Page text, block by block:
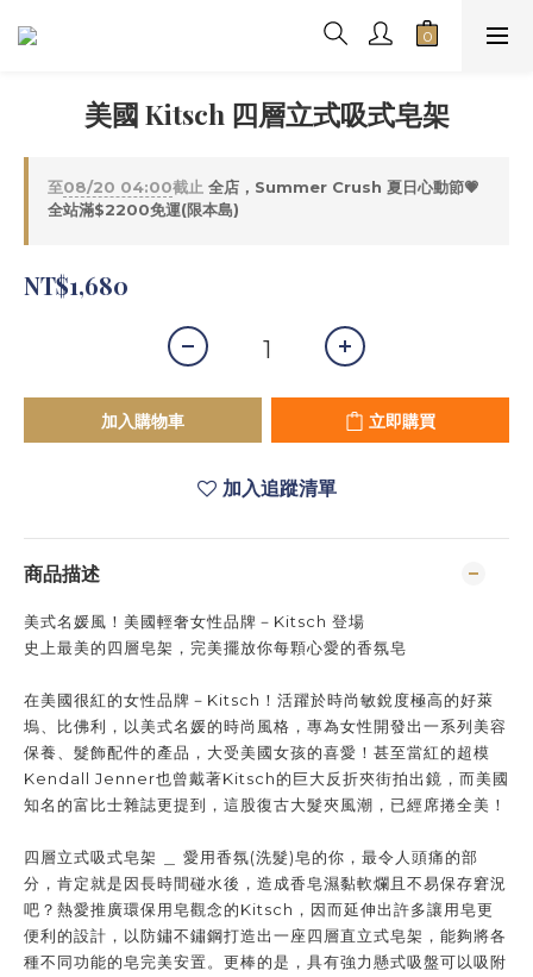
美國 Kitsch 四層立式吸式皂架
至08/20 04:00截止 全店，Summer Crush 夏日心動節💗
全站滿$2200免運(限本島)
NT$1,680
加入購物車 立即購買
加入追蹤清單
商品描述
美式名媛風！美國輕奢女性品牌－Kitsch 登場
史上最美的四層皂架，完美擺放你每顆心愛的香氛皂
在美國很紅的女性品牌－Kitsch！活躍於時尚敏銳度極高的好萊
塢、比佛利，以美式名媛的時尚風格，專為女性開發出一系列美容
保養、髮飾配件的產品，大受美國女孩的喜愛！甚至當紅的超模
Kendall Jenner也曾戴著Kitsch的巨大反折夾街拍出鏡，而美國
知名的富比士雜誌更提到，這股復古大髮夾風潮，已經席捲全美！
四層立式吸式皂架 ＿ 愛用香氛(洗髮)皂的你，最令人頭痛的部
分，肯定就是因長時間碰水後，造成香皂濕黏軟爛且不易保存窘況
吧？熱愛推廣環保用皂觀念的Kitsch ，因而延伸出許多讓用皂更
便利的設計， 以防鏽不鏽鋼打造出一座四層直立式皂架，能夠將各
種不同功能的皂完美安置。更棒的是， 具有強力懸式吸盤可以吸附